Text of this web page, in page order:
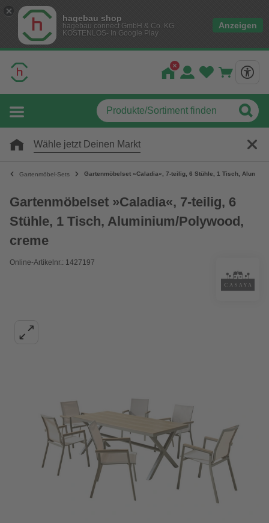
hagebau shop
hagebau connect GmbH & Co. KG
KOSTENLOS- In Google Play
Anzeigen
Wähle jetzt Deinen Markt
Gartenmöbel-Sets Gartenmöbelset »Caladia«, 7-teilig, 6 Stühle, 1 Tisch,
Gartenmöbelset »Caladia«, 7-teilig, 6
Stühle, 1 Tisch, Aluminium/Polywood,
creme
Online-Artikelnr.: 1427197